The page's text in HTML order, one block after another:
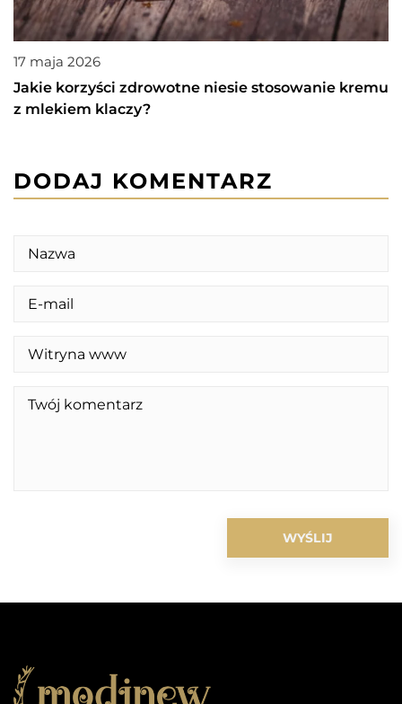
17 maja 2026
Jakie korzyści zdrowotne niesie stosowanie kremu
z mlekiem klaczy?
DODAJ KOMENTARZ